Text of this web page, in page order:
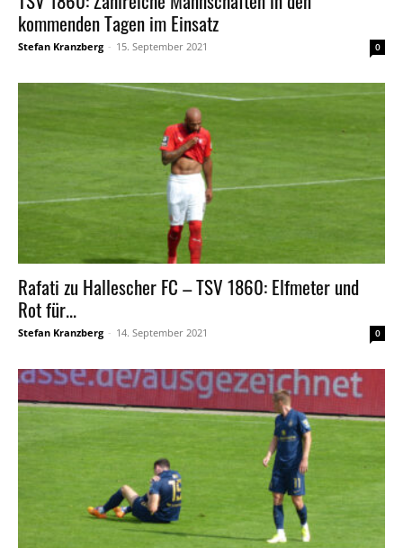
kommenden Tagen im Einsatz
Stefan Kranzberg - 15. September 2021 0
Rafati zu Hallescher FC – TSV 1860: Elfmeter und
Rot für...
Stefan Kranzberg - 14. September 2021 0